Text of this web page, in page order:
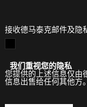
接收德马泰克邮件及隐
我们重视您的隐私
您提供的上述信息仅由
信息出售给任何其他方